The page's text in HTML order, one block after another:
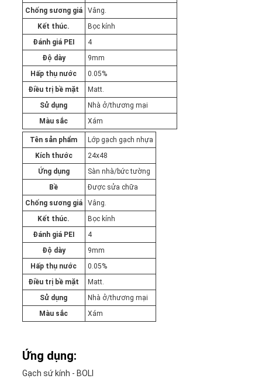
Chống sương giá
Vâng.
Kết thúc.
Bọc kính
Đánh giá PEI
4
Độ dày
9mm
Hấp thụ nước
0.05%
Điều trị bề mặt
Matt.
Sử dụng
Nhà ở/thương mại
Màu sắc
Xám
Tên sản phẩm
Lớp gạch gạch nhựa
Kích thước
24x48
Ứng dụng
Sàn nhà/bức tường
Bề
Được sửa chữa
Chống sương giá
Vâng.
Kết thúc.
Bọc kính
Đánh giá PEI
4
Độ dày
9mm
Hấp thụ nước
0.05%
Điều trị bề mặt
Matt.
Sử dụng
Nhà ở/thương mại
Màu sắc
Xám
Ứng dụng:
Gạch sứ kính - BOLI